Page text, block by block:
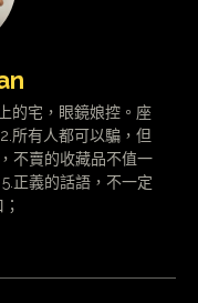
的宅，眼鏡娘控。座
所有人都可以騙，但
不賣的收藏品不值一
正義的話語，不一定